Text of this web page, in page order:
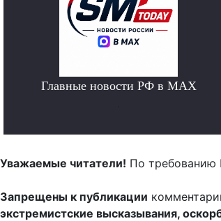
Главные новости РФ в MAX
Уважаемые читатели! По требованию
Запрещены к публикации
экстремистские высказывания,